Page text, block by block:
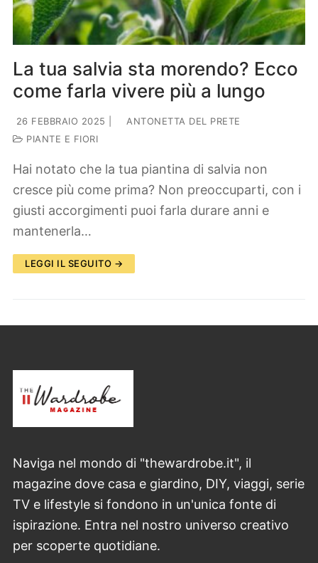
La tua salvia sta morendo? Ecco
come farla vivere più a lungo
26 FEBBRAIO 2025
ANTONETTA DEL PRETE
PIANTE E FIORI
Hai notato che la tua piantina di salvia non
cresce più come prima? Non preoccuparti, con i
giusti accorgimenti puoi farla durare anni e
mantenerla…
LEGGI IL SEGUITO →
Naviga nel mondo di "thewardrobe.it", il
magazine dove casa e giardino, DIY, viaggi, serie
TV e lifestyle si fondono in un'unica fonte di
ispirazione. Entra nel nostro universo creativo
per scoperte quotidiane.